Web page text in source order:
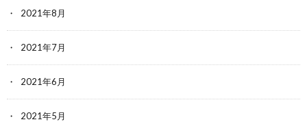
2021年8月
2021年7月
2021年6月
2021年5月